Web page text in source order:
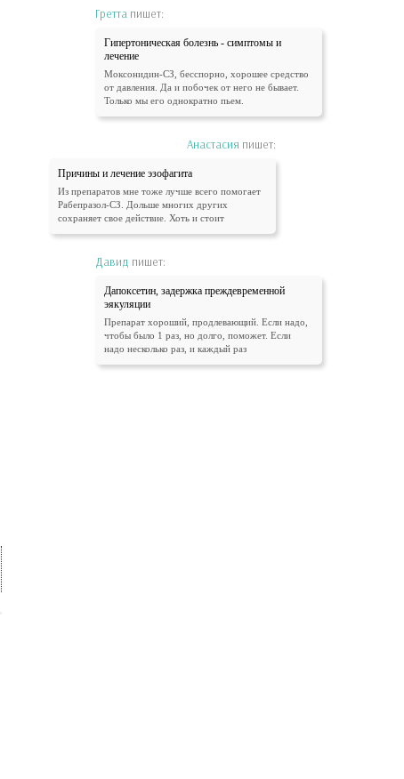
Гретта пишет:
Гипертоническая болезнь - симптомы и
лечение
Моксонидин-СЗ, бесспорно, хорошее средство
от давления. Да и побочек от него не бывает.
Только мы его однократно пьем.
Анастасия пишет:
Причины и лечение эзофагита
Из препаратов мне тоже лучше всего помогает
Рабепразол-СЗ. Дольше многих других
сохраняет свое действие. Хоть и стоит
Давид пишет:
Дапоксетин, задержка преждевременной
эякуляции
Препарат хороший, продлевающий. Если надо,
чтобы было 1 раз, но долго, поможет. Если
надо несколько раз, и каждый раз